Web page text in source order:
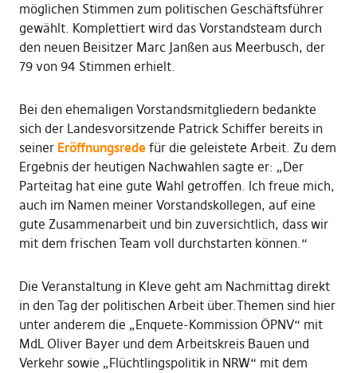
möglichen Stimmen zum politischen Geschäftsführer
gewählt. Komplettiert wird das Vorstandsteam durch
den neuen Beisitzer Marc Janßen aus Meerbusch, der
79 von 94 Stimmen erhielt.
Bei den ehemaligen Vorstandsmitgliedern bedankte
sich der Landesvorsitzende Patrick Schiffer bereits in
seiner Eröffnungsredefür die geleistete Arbeit. Zu dem
Ergebnis der heutigen Nachwahlen sagte er: „Der
Parteitag hat eine gute Wahl getroffen. Ich freue mich,
auch im Namen meiner Vorstandskollegen, auf eine
gute Zusammenarbeit und bin zuversichtlich, dass wir
mit dem frischen Team voll durchstarten können.“
Die Veranstaltung in Kleve geht am Nachmittag direkt
in den Tag der politischen Arbeit über.Themen sind hier
unter anderem die „Enquete-Kommission ÖPNV“ mit
MdL Oliver Bayer und dem Arbeitskreis Bauen und
Verkehr sowie „Flüchtlingspolitik in NRW“ mit dem